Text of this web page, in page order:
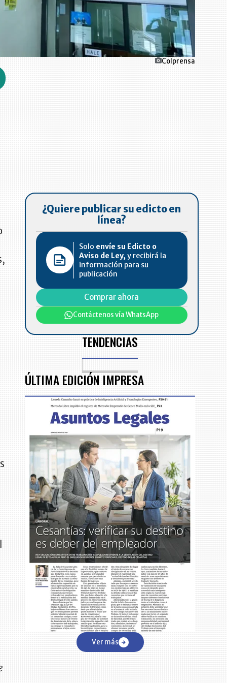
Colprensa
¿Quiere publicar su edicto en
línea?
Solo envíe su Edicto o
Aviso de Ley, y recibirá la
información para su
publicación
Comprar ahora
Contáctenos vía WhatsApp
TENDENCIAS
ÚLTIMA EDICIÓN IMPRESA
Ver más